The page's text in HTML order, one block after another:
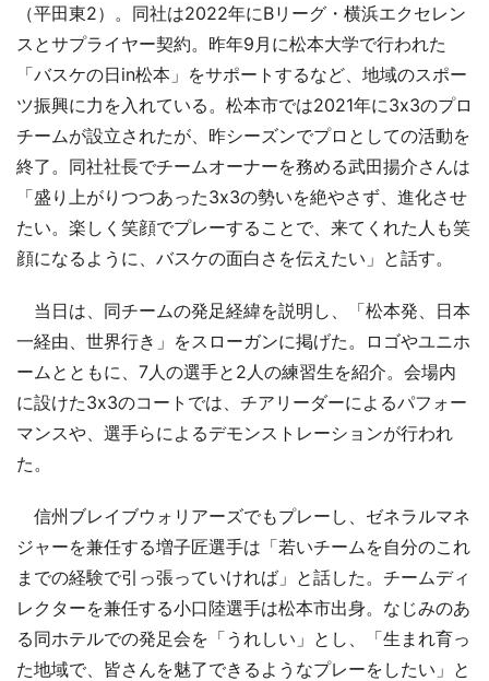
（平田東2）。同社は2022年にBリーグ・横浜エクセレン
スとサプライヤー契約。昨年9月に松本大学で行われた
「バスケの日in松本」をサポートするなど、地域のスポー
ツ振興に力を入れている。松本市では2021年に3x3のプロ
チームが設立されたが、昨シーズンでプロとしての活動を
終了。同社社長でチームオーナーを務める武田揚介さんは
「盛り上がりつつあった3x3の勢いを絶やさず、進化させ
たい。楽しく笑顔でプレーすることで、来てくれた人も笑
顔になるように、バスケの面白さを伝えたい」と話す。
当日は、同チームの発足経緯を説明し、「松本発、日本
一経由、世界行き」をスローガンに掲げた。ロゴやユニホ
ームとともに、7人の選手と2人の練習生を紹介。会場内
に設けた3x3のコートでは、チアリーダーによるパフォー
マンスや、選手らによるデモンストレーションが行われ
た。
信州ブレイブウォリアーズでもプレーし、ゼネラルマネ
ジャーを兼任する増子匠選手は「若いチームを自分のこれ
までの経験で引っ張っていければ」と話した。チームディ
レクターを兼任する小口陸選手は松本市出身。なじみのあ
る同ホテルでの発足会を「うれしい」とし、「生まれ育っ
た地域で、皆さんを魅了できるようなプレーをしたい」と